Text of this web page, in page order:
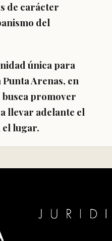
de carácter
del
única para
Arenas, en
busca promover
llevar adelante el
el lugar.